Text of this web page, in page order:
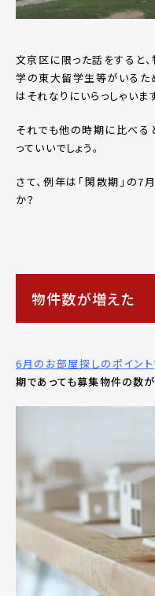
文京区に限った話をすると
学の東大留学生等がいるた
はそれなりにいらっしゃいます
それでも他の時期に比べる
っていいでしょう。
さて、例年は「閑散期」の7
か？
物件数が増えた
6月のお部屋探しのポイント
期であっても募集物件の数